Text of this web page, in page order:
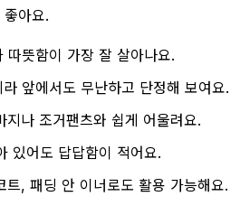
아요.
따뜻함이 가장 잘 살아나요.
라 앞에서도 무난하고 단정해 보여요.
지나 조거팬츠와 쉽게 어울려요.
있어도 답답함이 적어요.
트, 패딩 안 이너로도 활용 가능해요.